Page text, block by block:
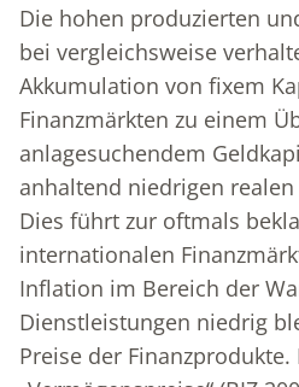
Die hohen produzierten
bei vergleichsweise
Akkumulation von fixem
Finanzmärkten zu einem
anlagesuchendem
anhaltend niedrigen
Dies führt zur oftmals
internationalen
Inflation im Bereich der
Dienstleistungen niedrig
Preise der